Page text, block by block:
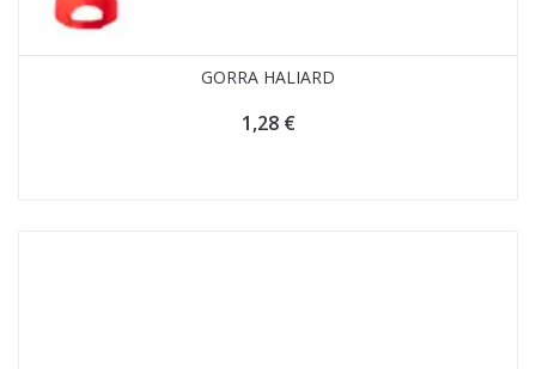
GORRA HALIARD
1,28 €